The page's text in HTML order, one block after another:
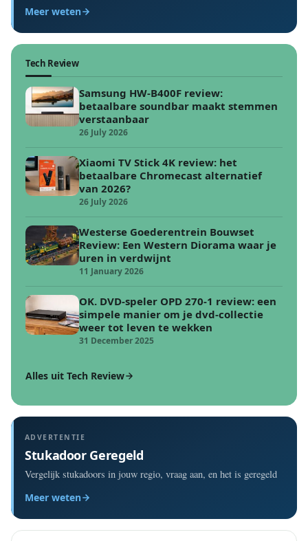
Meer weten
Tech Review
Samsung HW-B400F review:
betaalbare soundbar maakt stemmen
verstaanbaar
26 July 2026
Xiaomi TV Stick 4K review: het
betaalbare Chromecast alternatief
van 2026?
26 July 2026
Westerse Goederentrein Bouwset
Review: Een Western Diorama waar je
uren in verdwijnt
11 January 2026
OK. DVD-speler OPD 270-1 review: een
simpele manier om je dvd-collectie
weer tot leven te wekken
31 December 2025
Alles uit Tech Review
ADVERTENTIE
Stukadoor Geregeld
Vergelijk stukadoors in jouw regio, vraag aan, en het is geregeld
Meer weten